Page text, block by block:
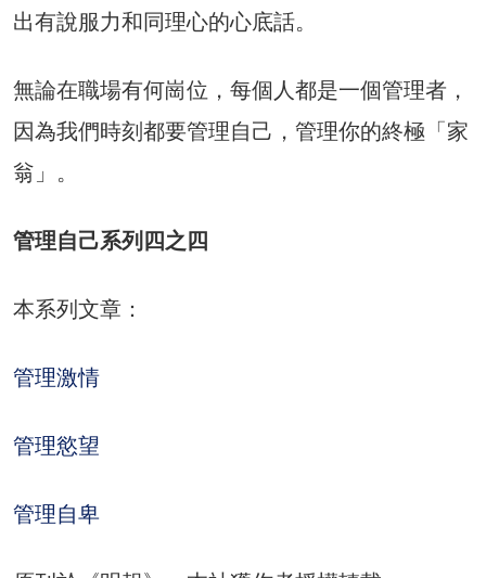
出有說服力和同理心的心底話。
無論在職場有何崗位，每個人都是一個管理者，
因為我們時刻都要管理自己，管理你的終極「家
翁」。
管理自己系列四之四
本系列文章：
管理激情
管理慾望
管理自卑